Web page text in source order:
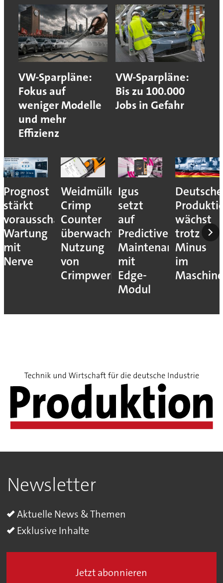
VW-Sparpläne:
Fokus auf
weniger Modelle
und mehr
Effizienz
VW-Sparpläne:
Bis zu 100.000
Jobs in Gefahr
Prognost
stärkt
vorausschauende
Wartung
mit
Nerve
Weidmüller:
Crimp
Counter
überwacht
Nutzung
von
Crimpwerkzeugen
Igus
setzt
auf
Predictive
Maintenance
mit
Edge-
Modul
Deutsche
wächst
trotz
Minus
im
Newsletter
Aktuelle News & Themen
Exklusive Inhalte
Jetzt abonnieren